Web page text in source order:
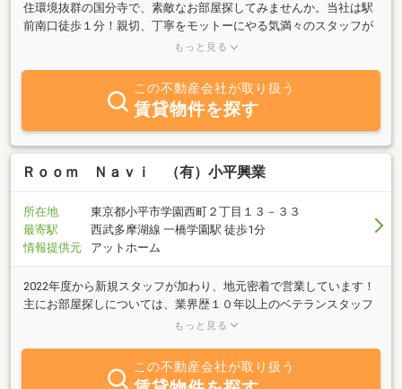
住環境抜群の国分寺で、素敵なお部屋探してみませんか。当社は駅
前南口徒歩１分！親切、丁寧をモットーにやる気満々のスタッフが
部屋探しのお手伝いを致します。１Ｒ～ファミリータイプの賃貸物
な事から大きな事まで、なんなりとご相談下さい。きっと、お力に
なります。物件情報はＦＡＸ又は郵送でも、ご紹介致します。
もっと見る
この不動産会社が取り扱う
賃貸物件を探す
Ｒｏｏｍ Ｎａｖｉ （有）小平興業
所在地
東京都小平市学園西町２丁目１３－３３
最寄駅
西武多摩湖線 一橋学園駅 徒歩1分
情報提供元
アットホーム
2022年度から新規スタッフが加わり、地元密着で営業しています！
主にお部屋探しについては、業界歴１０年以上のベテランスタッフ
が対応しますので、気になることがあれば何でもお気軽にお問い合
はなく、一組一組のお客様へ丁寧に、そして安心してお部屋を借り
て頂ける、そんな不動産会社を目指して、毎日全員で協力して取り
もっと見る
この不動産会社が取り扱う